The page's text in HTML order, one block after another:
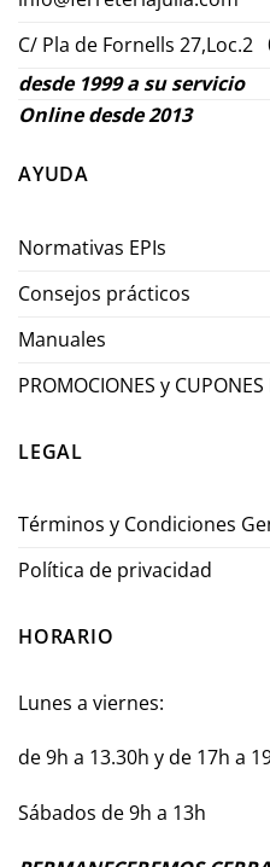
C/ Pla de Fornells 27,Loc.2
desde 1999 a su servicio
Online desde 2013
AYUDA
Normativas EPIs
Consejos prácticos
Manuales
PROMOCIONES y
LEGAL
Términos y Condiciones
Política de privacidad
HORARIO
Lunes a viernes:
de 9h a 13.30h y de 17h a
Sábados de 9h a 13h